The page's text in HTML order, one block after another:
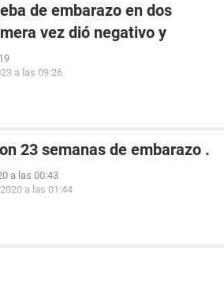
de embarazo en dos
vez dió negativo y
a las 09:26
23 semanas de embarazo .
a las 00:43
a las 01:44